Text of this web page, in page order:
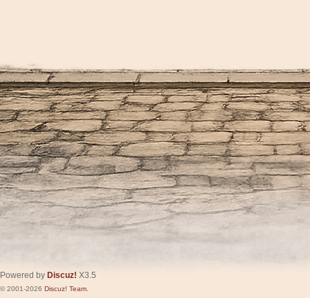
Powered by Discuz! X3.5
© 2001-2026 Discuz! Team